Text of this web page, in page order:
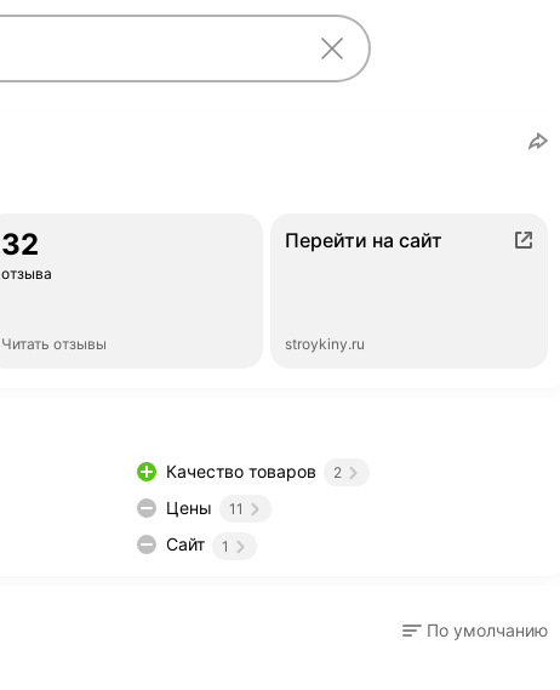
32
отзыва
Читать отзывы
Перейти на сайт
stroykiny.ru
Качество товаров 2
Цены 11
Сайт 1
По умолчанию